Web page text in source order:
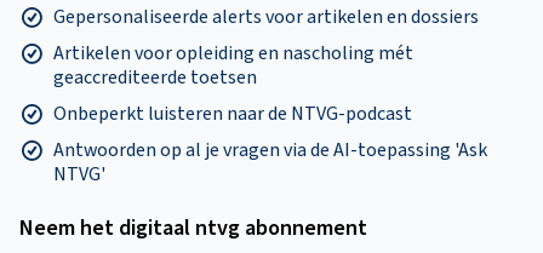
Gepersonaliseerde alerts voor artikelen en dossiers
Artikelen voor opleiding en nascholing mét
geaccrediteerde toetsen
Onbeperkt luisteren naar de NTVG-podcast
Antwoorden op al je vragen via de AI-toepassing 'Ask
NTVG'
Neem het digitaal ntvg abonnement